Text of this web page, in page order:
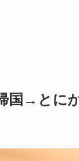
国→とに